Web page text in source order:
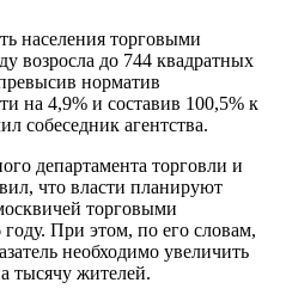
населения торговыми
возросла до 744 квадратных
норматив
на 4,9% и составив 100,5% к
собеседник агентства.
департамента торговли и
что власти планируют
торговыми
При этом, по его словам,
необходимо увеличить
тысячу жителей.